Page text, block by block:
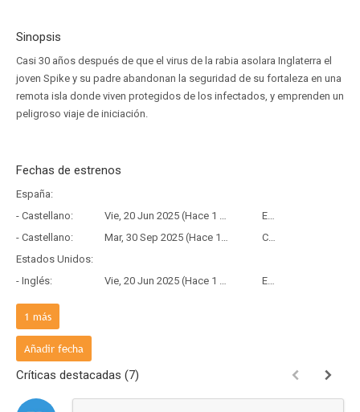
Sinopsis
Casi 30 años después de que el virus de la rabia asolara Inglaterra el
joven Spike y su padre abandonan la seguridad de su fortaleza en una
remota isla donde viven protegidos de los infectados, y emprenden un
peligroso viaje de iniciación.
Fechas de estrenos
España:
- Castellano:
Vie, 20 Jun 2025 (Hace 1 año y 1 mes)
Estreno
- Castellano:
Mar, 30 Sep 2025 (Hace 10 meses y 8 días)
Copia Física
Estados Unidos:
- Inglés:
Vie, 20 Jun 2025 (Hace 1 año y 1 mes)
Estreno
Francia:
- Frances:
1 más
Añadir fecha
Críticas destacadas (7)